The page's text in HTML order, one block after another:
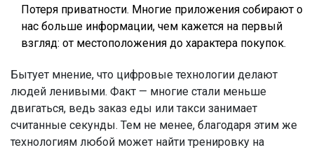
Потеря приватности. Многие приложения собирают о
нас больше информации, чем кажется на первый
взгляд: от местоположения до характера покупок.
Бытует мнение, что цифровые технологии делают
людей ленивыми. Факт — многие стали меньше
двигаться, ведь заказ еды или такси занимает
считанные секунды. Тем не менее, благодаря этим же
технологиям любой может найти тренировку на